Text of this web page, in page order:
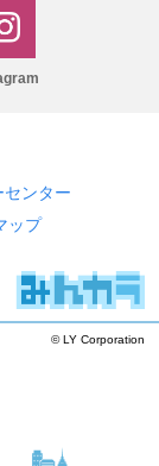
センター
ップ
© LY Corporation